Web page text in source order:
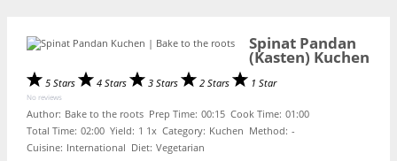
Spinat Pandan
(Kasten) Kuchen
5 Stars 4 Stars 3 Stars 2 Stars 1 Star
No reviews
Author: Bake to the roots Prep Time: 00:15 Cook Time: 01:00
Total Time: 02:00 Yield: 1 1x Category: Kuchen Method: -
Cuisine: International Diet: Vegetarian